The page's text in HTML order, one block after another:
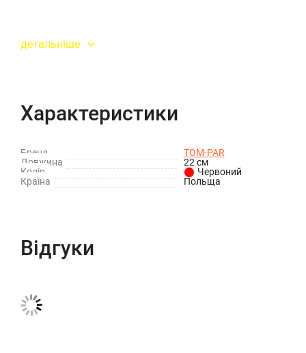
детальніше
Характеристики
Бренд
TOM-PAR
Довжина
22 см
Колір
Червоний
Країна
Польща
Відгуки